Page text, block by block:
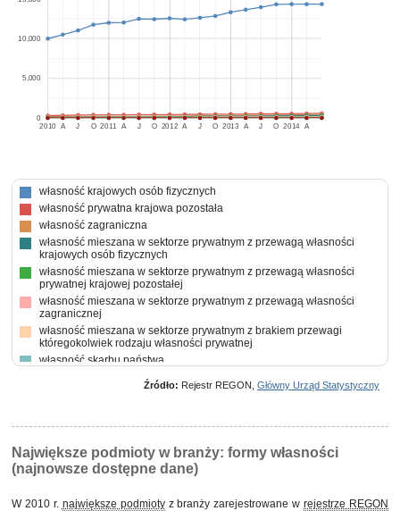
2010 2011 2012 2013 2014
A J O A J O A J O A J O A
0
5,000
10,000
własność krajowych osób fizycznych
własność prywatna krajowa pozostała
własność zagraniczna
własność mieszana w sektorze prywatnym z przewagą własności
krajowych osób fizycznych
własność mieszana w sektorze prywatnym z przewagą własności
prywatnej krajowej pozostałej
własność mieszana w sektorze prywatnym z przewagą własności
zagranicznej
własność mieszana w sektorze prywatnym z brakiem przewagi
któregokolwiek rodzaju własności prywatnej
własność skarbu państwa
własność państwowych osób prawnych
własność mieszana między sektorami z przewagą własności sektora
Źródło: Rejestr REGON, Główny Urząd Statystyczny
Największe podmioty w branży: formy własności
(najnowsze dostępne dane)
W 2010 r. największe podmiotyz branży zarejestrowane wrejestrze REGON